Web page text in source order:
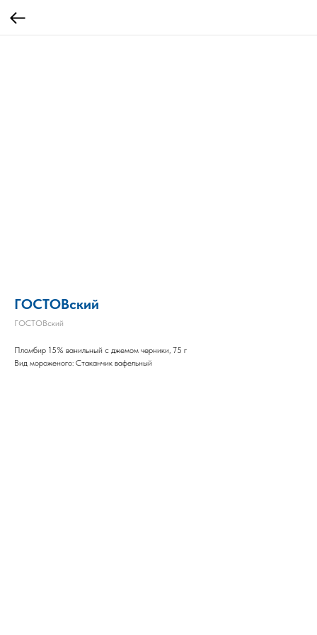
ГОСТОВский
ГОСТОВский
Пломбир 15% ванильный с джемом черники, 75 г
Вид мороженого: Стаканчик вафельный